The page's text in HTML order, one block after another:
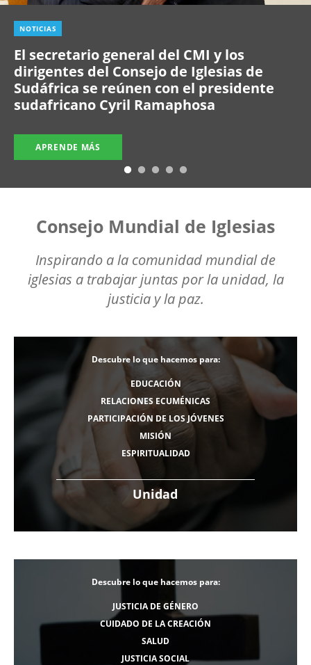
NOTICIAS
El secretario general del CMI y los
dirigentes del Consejo de Iglesias de
Sudáfrica se reúnen con el presidente
sudafricano Cyril Ramaphosa
APRENDE MÁS
Consejo Mundial de Iglesias
Inspirando a la comunidad mundial de
iglesias a trabajar juntas por la unidad, la
justicia y la paz.
Unidad
Descubre lo que hacemos para:
EDUCACIÓN
RELACIONES ECUMÉNICAS
PARTICIPACIÓN DE LOS JÓVENES
MISIÓN
ESPIRITUALIDAD
Descubre lo que hacemos para:
JUSTICIA DE GÉNERO
CUIDADO DE LA CREACIÓN
SALUD
JUSTICIA SOCIAL